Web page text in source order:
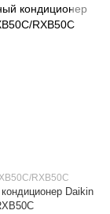
RXB50C
Daikin